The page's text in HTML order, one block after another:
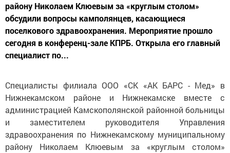
району Николаем Клюевым за «круглым столом»
обсудили вопросы камполянцев, касающиеся
поселкового здравоохранения. Мероприятие прошло
сегодня в конференц-зале КПРБ. Открыла его главный
специалист по...
Специалисты филиала ООО «СК «АК БАРС - Мед» в
Нижнекамском районе и Нижнекамске вместе с
администрацией Камскополянской районной больницы
и заместителем руководителя Управления
здравоохранения по Нижнекамскому муниципальному
району Николаем Клюевым за «круглым столом»